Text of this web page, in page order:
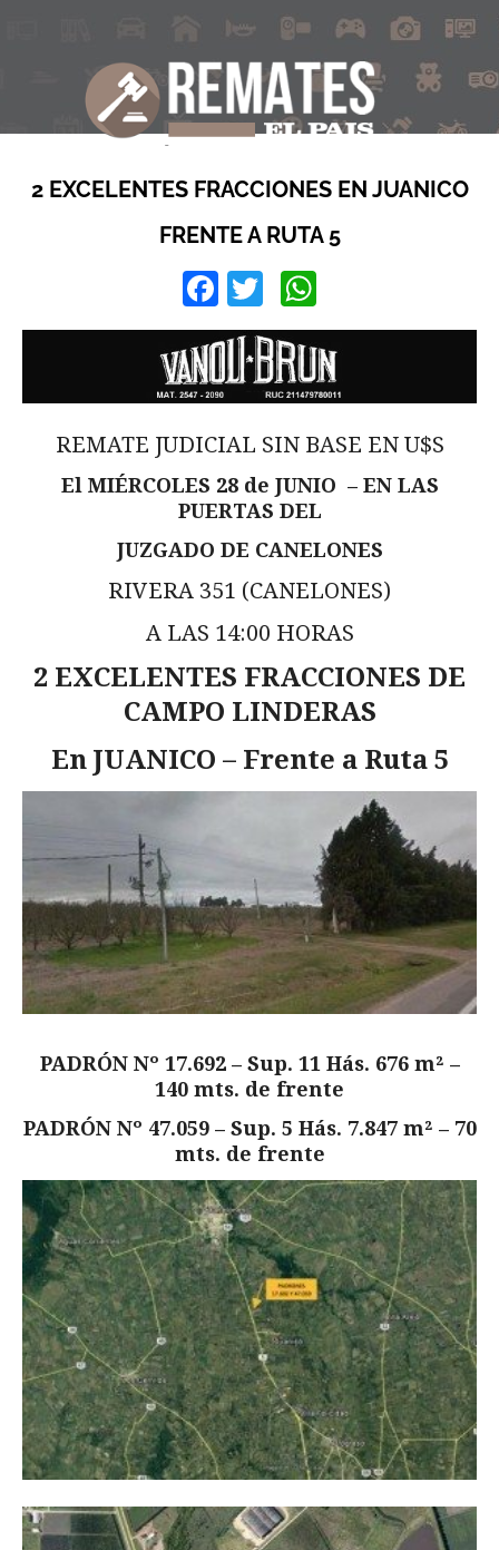
2 EXCELENTES FRACCIONES EN JUANICO
FRENTE A RUTA 5
Facebook
Twitter
REMATE JUDICIAL SIN BASE EN U$S
El MIÉRCOLES 28 de JUNIO – EN LAS
PUERTAS DEL
JUZGADO DE CANELONES
RIVERA 351 (CANELONES)
A LAS 14:00 HORAS
2 EXCELENTES FRACCIONES DE
CAMPO LINDERAS
En JUANICO – Frente a Ruta 5
PADRÓN Nº 17.692 – Sup. 11 Hás. 676 m² –
140 mts. de frente
PADRÓN Nº 47.059 – Sup. 5 Hás. 7.847 m² – 70
mts. de frente